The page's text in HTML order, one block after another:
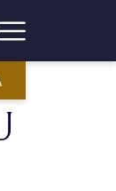
Menu